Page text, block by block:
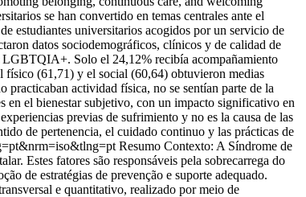
se han convertido en temas centrales ante el
estudiantes universitarios acogidos por un servicio de
datos sociodemográficos, clínicos y de calidad de
Solo el 24,12% recibía acompañamiento
físico (61,71) y el social (60,64) obtuvieron medias
actividad física, no se sentían parte de la
en el bienestar subjetivo, con un impacto significativo en
previas de sufrimiento y no es la causa de las
de pertenencia, el cuidado continuo y las prácticas de
Resumo Contexto: A Síndrome de
Estes fatores são responsáveis pela sobrecarrega do
de estratégias de prevenção e suporte adequado.
e quantitativo, realizado por meio de